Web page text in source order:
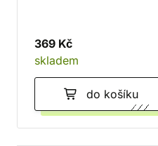
369 Kč
skladem
do košíku